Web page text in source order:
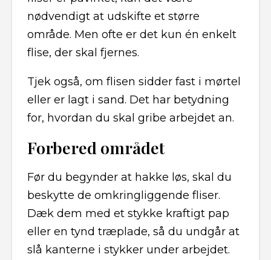
nødvendigt at udskifte et større
område. Men ofte er det kun én enkelt
flise, der skal fjernes.
Tjek også, om flisen sidder fast i mørtel
eller er lagt i sand. Det har betydning
for, hvordan du skal gribe arbejdet an.
Forbered området
Før du begynder at hakke løs, skal du
beskytte de omkringliggende fliser.
Dæk dem med et stykke kraftigt pap
eller en tynd træplade, så du undgår at
slå kanterne i stykker under arbejdet.